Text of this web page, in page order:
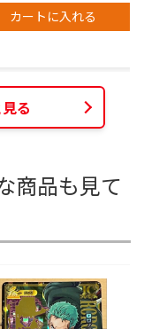
カートに入れる
る
商品も見て